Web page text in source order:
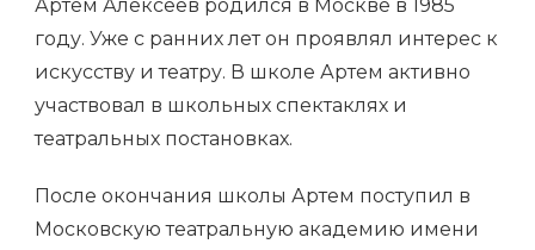
Артем Алексеев родился в Москве в 1985
году. Уже с ранних лет он проявлял интерес к
искусству и театру. В школе Артем активно
участвовал в школьных спектаклях и
театральных постановках.
После окончания школы Артем поступил в
Московскую театральную академию имени